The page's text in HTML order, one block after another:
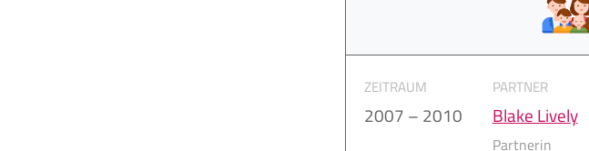
ZEITRAUM PARTNER
2007 – 2010 Blake Lively
Partnerin